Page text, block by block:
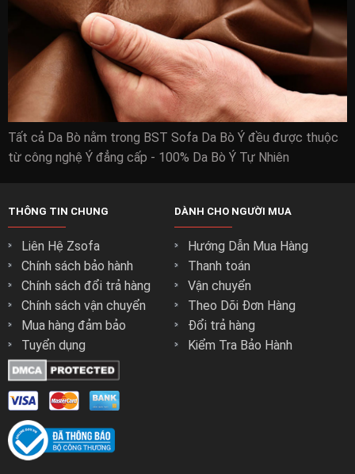
Tất cả Da Bò nằm trong BST Sofa Da Bò Ý đều được thuộc
từ công nghệ Ý đẳng cấp - 100% Da Bò Ý Tự Nhiên
THÔNG TIN CHUNG
Liên Hệ Zsofa
Chính sách bảo hành
Chính sách đổi trả hàng
Chính sách vận chuyển
Mua hàng đảm bảo
Tuyển dụng
DÀNH CHO NGƯỜI MUA
Hướng Dẫn Mua Hàng
Thanh toán
Vận chuyển
Theo Dõi Đơn Hàng
Đổi trả hàng
Kiểm Tra Bảo Hành